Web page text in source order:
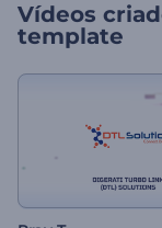
Vídeos
template